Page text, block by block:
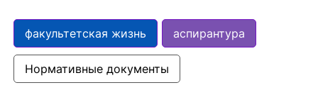
факультетская жизнь аспирантура
Нормативные документы